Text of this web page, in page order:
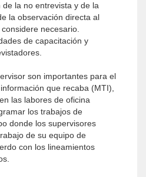
la no entrevista y de la
la observación directa al
necesario.
de capacitación y
son importantes para el
que recaba (MTI),
las labores de oficina
los trabajos de
donde los supervisores
de su equipo de
con los lineamientos